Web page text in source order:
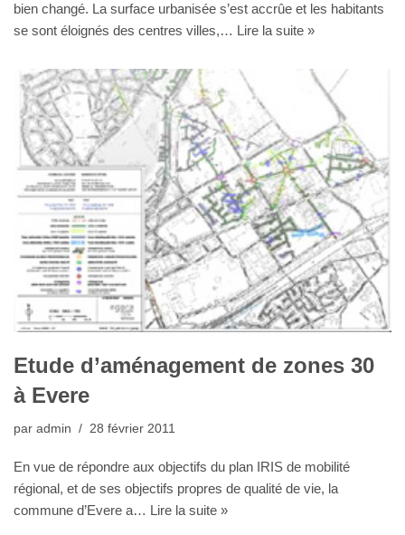
bien changé. La surface urbanisée s’est accrûe et les habitants
se sont éloignés des centres villes,… Lire la suite »
Etude d’aménagement de zones 30
à Evere
par admin 28 février 2011
En vue de répondre aux objectifs du plan IRIS de mobilité
régional, et de ses objectifs propres de qualité de vie, la
commune d’Evere a… Lire la suite »